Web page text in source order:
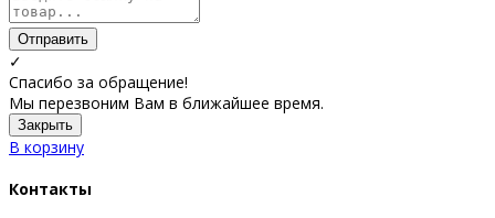
Отправить
✓
Спасибо за обращение!
Мы перезвоним Вам в ближайшее время.
Закрыть
В корзину
Контакты